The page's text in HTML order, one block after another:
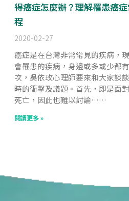
得癌症怎麼辦？理解罹患癌
程
2020-02-27
癌症是在台灣非常常見的疾病，
會罹患的疾病，身邊或多或少都
次，吳依玫心理師要來和大家談
時的衝擊及議題。首先，即是面
死亡，因此也難以討論……
閱讀更多 »